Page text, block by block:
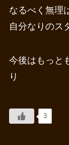
なるべく無理
自分なりのス
今後はもっと
り
3